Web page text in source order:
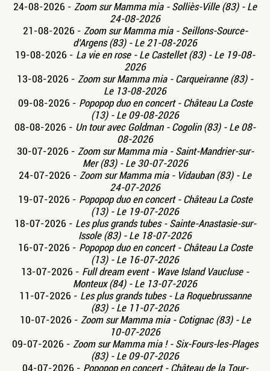
24-08-2026 - Zoom sur Mamma mia - Solliès-Ville (83) - Le
24-08-2026
21-08-2026 - Zoom sur Mamma mia - Seillons-Source-
d’Argens (83) - Le 21-08-2026
19-08-2026 - La vie en rose - Le Castellet (83) - Le 19-08-
2026
13-08-2026 - Zoom sur Mamma mia - Carqueiranne (83) -
Le 13-08-2026
09-08-2026 - Popopop duo en concert - Château La Coste
(13) - Le 09-08-2026
08-08-2026 - Un tour avec Goldman - Cogolin (83) - Le 08-
08-2026
30-07-2026 - Zoom sur Mamma mia - Saint-Mandrier-sur-
Mer (83) - Le 30-07-2026
24-07-2026 - Zoom sur Mamma mia - Vidauban (83) - Le
24-07-2026
19-07-2026 - Popopop duo en concert - Château La Coste
(13) - Le 19-07-2026
18-07-2026 - Les plus grands tubes - Sainte-Anastasie-sur-
Issole (83) - Le 18-07-2026
16-07-2026 - Popopop duo en concert - Château La Coste
(13) - Le 16-07-2026
13-07-2026 - Full dream event - Wave Island Vaucluse -
Monteux (84) - Le 13-07-2026
11-07-2026 - Les plus grands tubes - La Roquebrussanne
(83) - Le 11-07-2026
10-07-2026 - Zoom sur Mamma mia - Cotignac (83) - Le
10-07-2026
09-07-2026 - Zoom sur Mamma mia ! - Six-Fours-les-Plages
(83) - Le 09-07-2026
04-07-2026 - Popopop en concert - Château de la Tour-